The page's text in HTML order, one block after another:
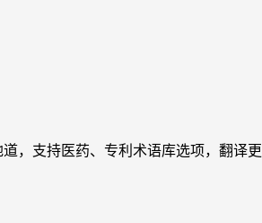
，支持医药、专利术语库选项，翻译